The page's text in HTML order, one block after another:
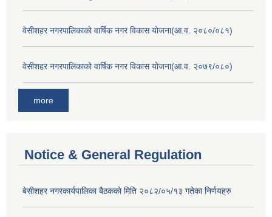
वेसीशहर नगरपालिकाको वार्षिक नगर विकास योजना(आ.व. २०८०/०८१)
वेसीशहर नगरपालिकाको वार्षिक नगर विकास योजना(आ.व. २०७९/०८०)
more
Notice & General Regulation
बे‍‍सीशहर नगरकार्यपालिका बैठककाे मिति २०८२/०५/१३ गतेका निर्णयहरु